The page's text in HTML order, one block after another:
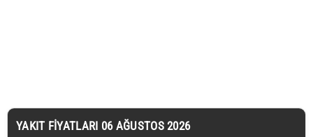
YAKIT FIYATLARI 06 AĞUSTOS 2026